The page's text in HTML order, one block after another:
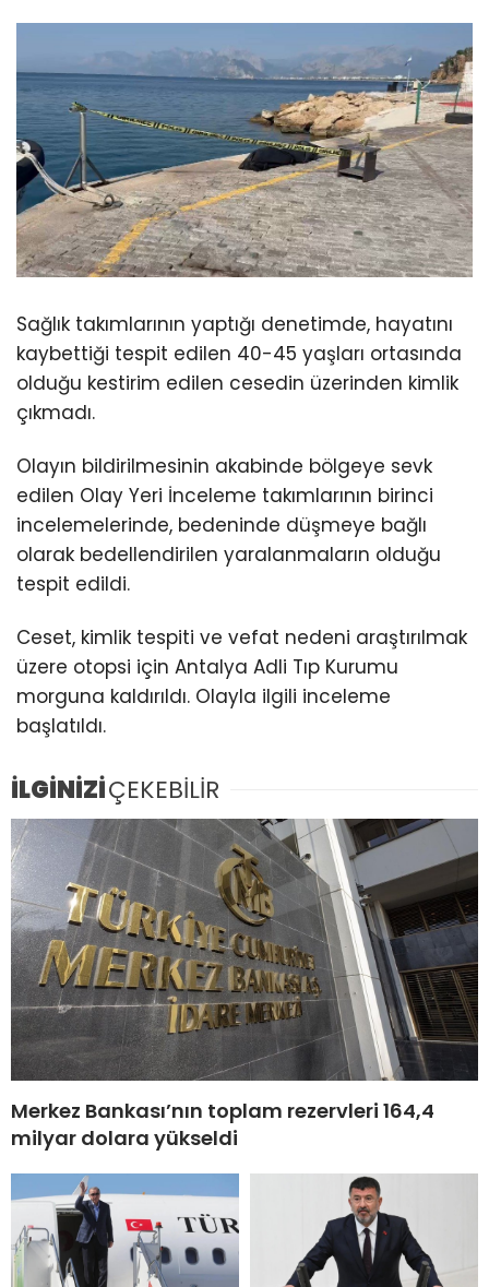
Sağlık takımlarının yaptığı denetimde, hayatını
kaybettiği tespit edilen 40-45 yaşları ortasında
olduğu kestirim edilen cesedin üzerinden kimlik
çıkmadı.
Olayın bildirilmesinin akabinde bölgeye sevk
edilen Olay Yeri İnceleme takımlarının birinci
incelemelerinde, bedeninde düşmeye bağlı
olarak bedellendirilen yaralanmaların olduğu
tespit edildi.
Ceset, kimlik tespiti ve vefat nedeni araştırılmak
üzere otopsi için Antalya Adli Tıp Kurumu
morguna kaldırıldı. Olayla ilgili inceleme
başlatıldı.
İLGİNİZİÇEKEBİLİR
Merkez Bankası’nın toplam rezervleri 164,4
milyar dolara yükseldi